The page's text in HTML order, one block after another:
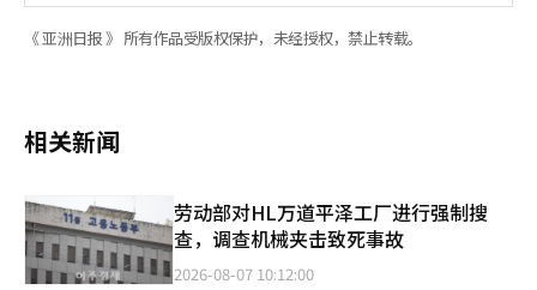
《 亚洲日报 》 所有作品受版权保护，未经授权，禁止转载。
相关新闻
劳动部对HL万道平泽工厂进行强制搜
查，调查机械夹击致死事故
2026-08-07 10:12:00